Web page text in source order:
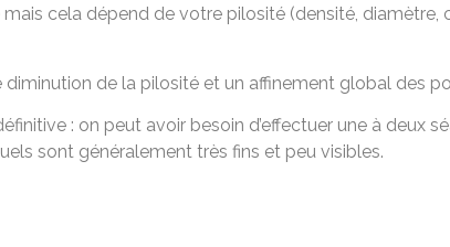
cela dépend de votre pilosité (densité, diamètre,
de la pilosité et un affinement global des
: on peut avoir besoin d’effectuer une à deux
sont généralement très fins et peu visibles.